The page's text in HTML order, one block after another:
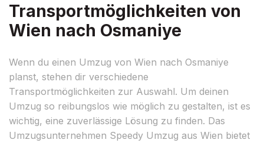
Transportmöglichkeiten von
Wien nach Osmaniye
Wenn du einen Umzug von Wien nach Osmaniye
planst, stehen dir verschiedene
Transportmöglichkeiten zur Auswahl. Um deinen
Umzug so reibungslos wie möglich zu gestalten, ist es
wichtig, eine zuverlässige Lösung zu finden. Das
Umzugsunternehmen Speedy Umzug aus Wien bietet